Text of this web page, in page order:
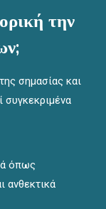
την
σημασίας και
συγκεκριμένα
όπως
ανθεκτικά